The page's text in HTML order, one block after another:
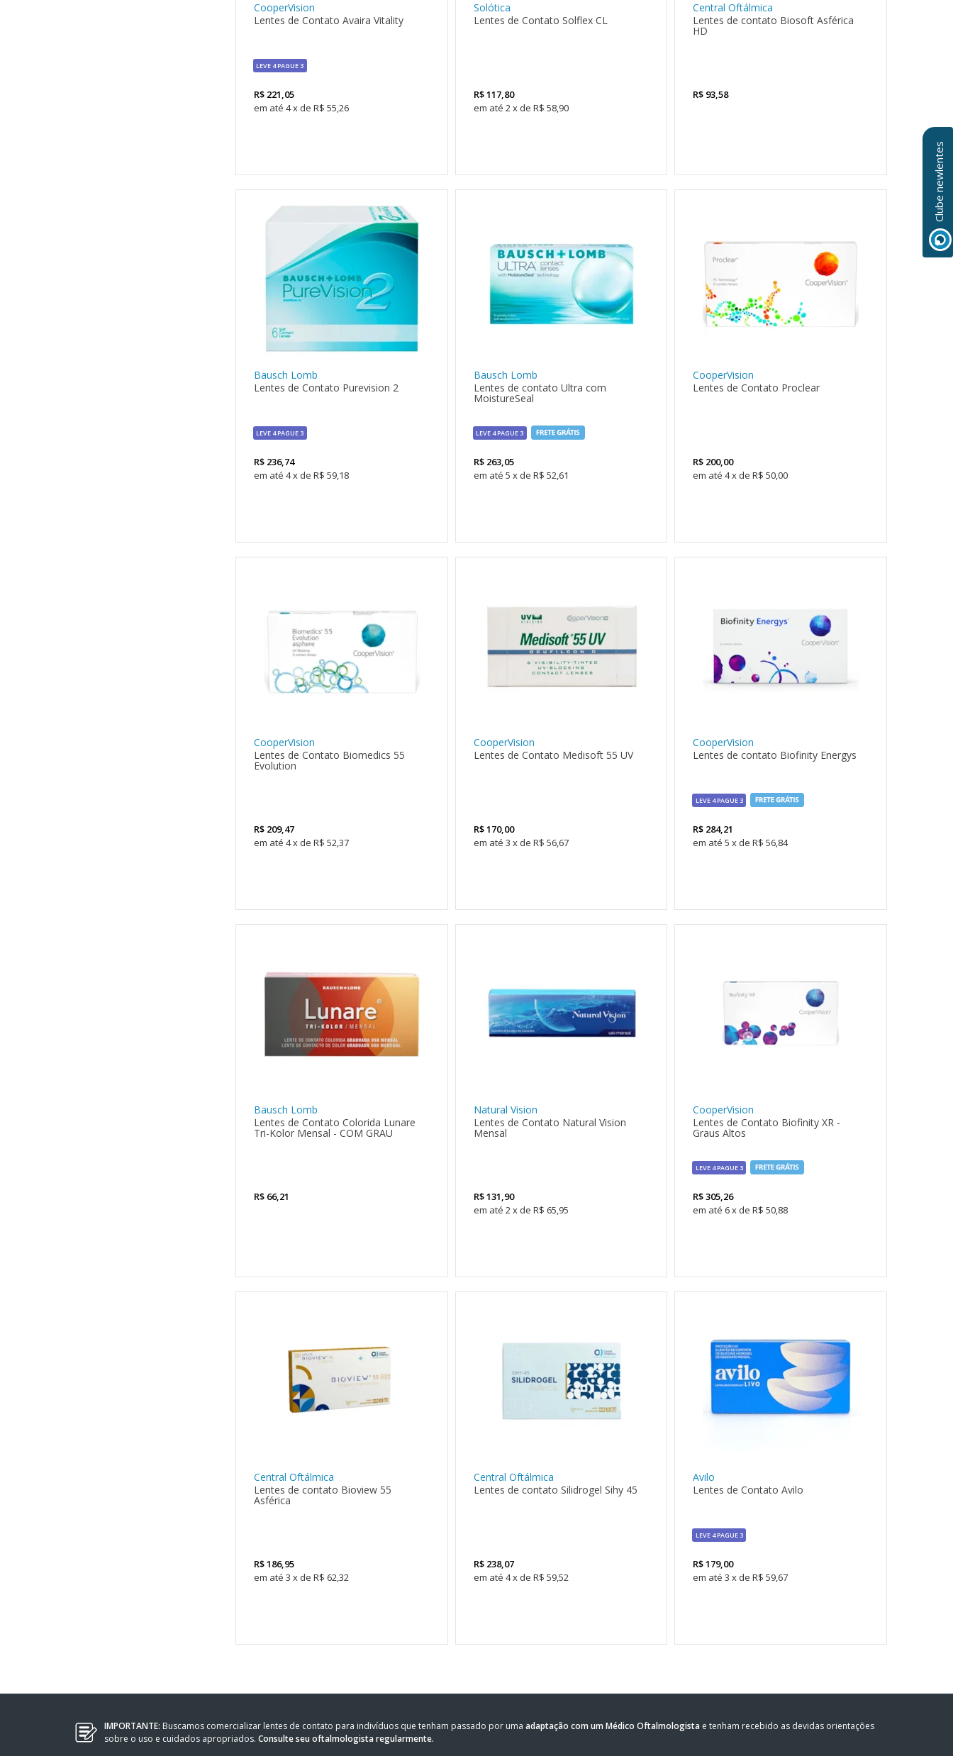
LEVE 4 PAGUE 3
CooperVision
Lentes de Contato Avaira Vitality
R$ 221,05
4x de R$ 55,26
Solótica
Lentes de Contato Solflex CL
R$117,80
2x de R$ 58,90
Central Oftálmica
Lentes de contato Biosoft Asférica
HD
R$ 93,58
LEVE 4 PAGUE 3
Bausch Lomb
Lentes de Contato Purevision 2
R$ 236,74
4x de R$ 59,18
LEVE 4 PAGUE 3
Bausch Lomb
Lentes de contato Ultra com
MoistureSeal
R$ 263,05
5 x de R$ 52,61
CooperVision
Lentes de Contato Proclear
R$ 200,00
4x de R$ 50,00
CooperVision
Lentes de Contato Biomedics 55
Evolution
R$ 209,47
4x de R$ 52,37
CooperVision
Lentes de Contato Medisoft 55 UV
R$170,00
3 x de R$ 56,67
LEVE 4 PAGUE 3
CooperVision
Lentes de contato Biofinity Energys
R$ 284,21
5 x de R$ 56,84
Bausch Lomb
Lentes de Contato Colorida Lunare
Tri-Kolor Mensal - COM GRAU
R$ 66,21
Natural Vision
Lentes de Contato Natural Vision
Mensal
R$131,90
2x de R$ 65,95
LEVE 4 PAGUE 3
CooperVision
Lentes de Contato Biofinity XR -
Graus Altos
R$305,26
6x de R$ 50,88
Central Oftálmica
Lentes de contato Bioview 55
Asférica
R$186,95
3 x de R$ 62,32
Central Oftálmica
Lentes de contato Silidrogel Sihy 45
R$ 238,07
4x de R$ 59,52
LEVE 4 PAGUE 3
Avilo
Lentes de Contato Avilo
R$179,00
3 x de R$ 59,67
IMPORTANTE: Buscamos comercializar lentes de contato para indivíduos que tenham passado por uma adaptação com um Médico Oftalmologista e tenham recebido as devidas orientações
sobre o uso e cuidados apropriados. Consulte seu oftalmologista regularmente.
Clube newlentes